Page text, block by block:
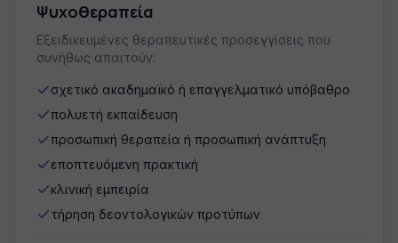
Ψυχοθεραπεία
Εξειδικευμένες θεραπευτικές προσεγγίσεις που
συνήθως απαιτούν:
σχετικό ακαδημαϊκό ή επαγγελματικό υπόβαθρο
πολυετή εκπαίδευση
προσωπική θεραπεία ή προσωπική ανάπτυξη
εποπτευόμενη πρακτική
κλινική εμπειρία
τήρηση δεοντολογικών προτύπων